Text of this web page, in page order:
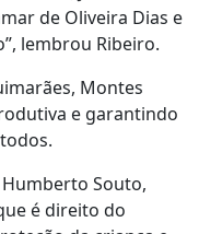
de Oliveira Dias e
lembrou Ribeiro.
Montes
e garantindo
Souto,
é direito do